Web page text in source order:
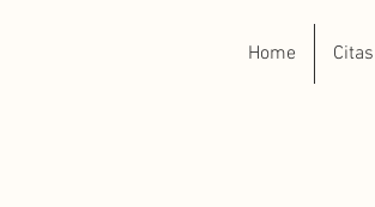
Home Citas